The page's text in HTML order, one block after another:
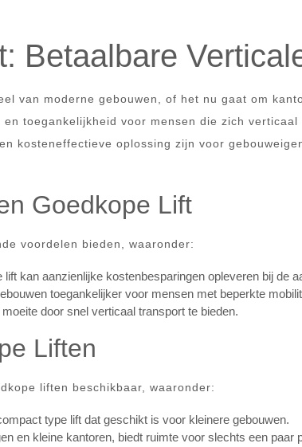
Betaalbare
van moderne gebouwen, of het nu gaat om
toegankelijkheid voor mensen die zich
kosteneffectieve oplossing zijn voor
Goedkope Lift
voordelen bieden, waaronder:
lift kan aanzienlijke kostenbesparingen opleveren bij de
toegankelijker voor mensen met beperkte
door snel verticaal transport te bieden.
Liften
liften beschikbaar, waaronder:
type lift dat geschikt is voor kleinere gebouwen.
en kleine kantoren, biedt ruimte voor slechts een paar